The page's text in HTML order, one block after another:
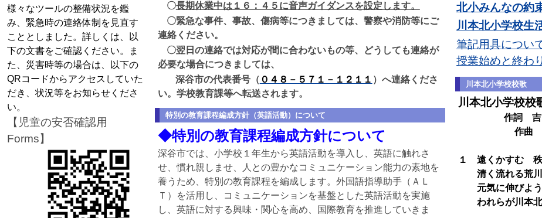
様々なツールの整備状況を鑑
み、緊急時の連絡体制を見直す
こととしました。詳しくは、以
下の文書をご確認ください。ま
た、災害時等の場合は、以下の
QRコードからアクセスしていた
だき、状況等をお知らせくださ
い。
【児童の安否確認用
Forms】
〇長期休業中は１６：４５に音声ガイダンスを設定します。
〇緊急な事件、事故、傷病等につきましては、警察や消防等にご
連絡ください。
〇翌日の連絡では対応が間に合わないもの等、どうしても連絡が
必要な場合につきましては、
深谷市の代表番号（ ０４８－５７１－１２１１ ）へ連絡くださ
い。学校教育課等へ転送されます。
特別の教育課程編成方針（英語活動）について
◆特別の教育課程編成方針について
深谷市では、小学校１年生から英語活動を導入し、英語に触れさ
せ、慣れ親しませ、人との豊かなコミュニケーション能力の素地を
養うため、特別の教育課程を編成します。外国語指導助手（ＡＬ
Ｔ）を活用し、コミュニケーションを基盤とした英語活動を実施
し、英語に対する興味・関心を高め、国際教育を推進していきま
北小みんなの約
川本北小学校生
筆記用具につい
授業始めと終わ
川本北小学校校歌
川本北小学校校
作詞
作曲 加
１ 遠くかすむ 秩
清く流れる荒川
元気に伸びよ
われらが川本北